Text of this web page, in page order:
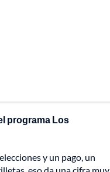
programa Los
y un pago, un